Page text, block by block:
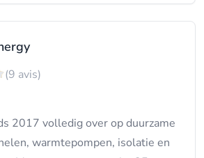
(9 avis)
2017 volledig over op duurzame
warmtepompen, isolatie en